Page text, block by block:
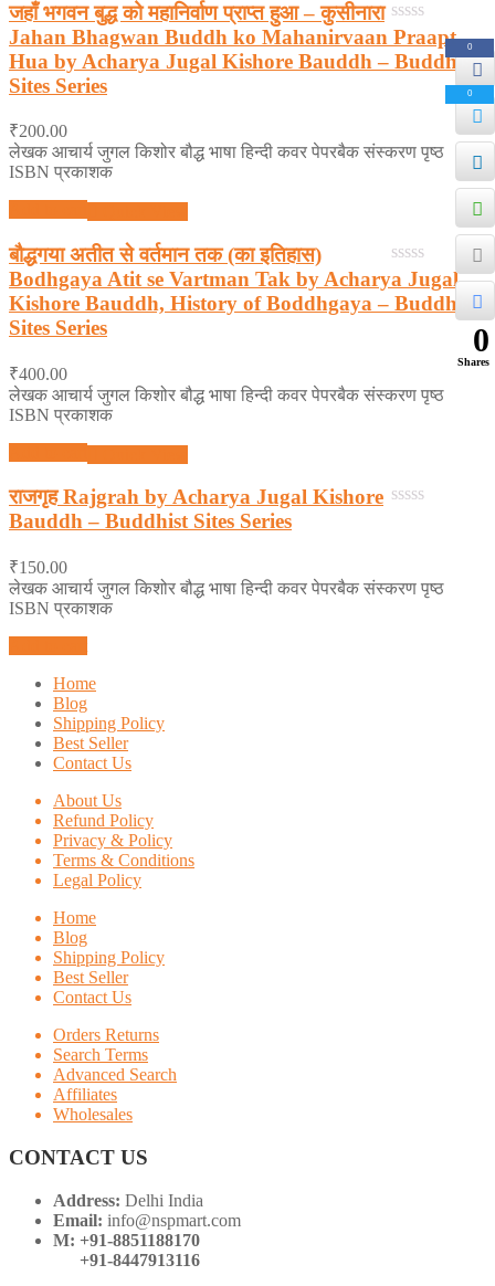
0
out
of
जहाँ भगवन बुद्ध को महानिर्वाण प्राप्त हुआ – कुसीनारा
Jahan Bhagwan Buddh ko Mahanirvaan Praapt
Hua by Acharya Jugal Kishore Bauddh – Buddhist
Sites Series
₹200.00
लेखक आचार्य जुगल किशोर बौद्ध भाषा हिन्दी कवर पेपरबैक संस्करण पृष्ठ
ISBN प्रकाशक
0
out
of
बौद्धगया अतीत से वर्तमान तक (का इतिहास)
Bodhgaya Atit se Vartman Tak by Acharya Jugal
Kishore Bauddh, History of Boddhgaya – Buddhist
Sites Series
₹400.00
लेखक आचार्य जुगल किशोर बौद्ध भाषा हिन्दी कवर पेपरबैक संस्करण पृष्ठ
ISBN प्रकाशक
राजगृह Rajgrah by Acharya Jugal Kishore
Bauddh – Buddhist Sites Series
₹150.00
लेखक आचार्य जुगल किशोर बौद्ध भाषा हिन्दी कवर पेपरबैक संस्करण पृष्ठ
ISBN प्रकाशक
Home
Blog
Shipping Policy
Best Seller
Contact Us
About Us
Refund Policy
Privacy & Policy
Terms & Conditions
Legal Policy
Home
Blog
Shipping Policy
Best Seller
Contact Us
Orders Returns
Search Terms
Advanced Search
Affiliates
Wholesales
CONTACT US
Address: Delhi India
Email: info@nspmart.com
M: +91-8851188170
+91-8447913116
0
0
0
Shares